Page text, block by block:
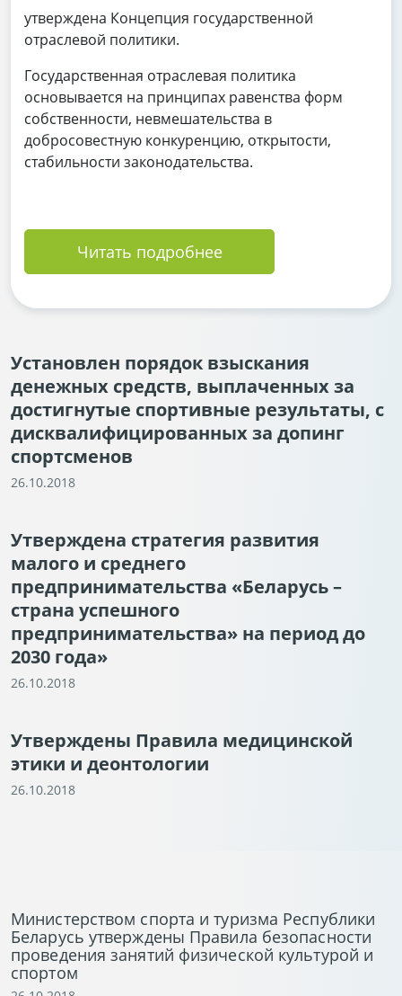
утверждена Концепция государственной
отраслевой политики.
Государственная отраслевая политика
основывается на принципах равенства форм
собственности, невмешательства в
добросовестную конкуренцию, открытости,
стабильности законодательства.
Читать подробнее
Установлен порядок взыскания
денежных средств, выплаченных за
достигнутые спортивные результаты, с
дисквалифицированных за допинг
спортсменов
26.10.2018
Утверждена стратегия развития
малого и среднего
предпринимательства «Беларусь –
страна успешного
предпринимательства» на период до
2030 года»
26.10.2018
Утверждены Правила медицинской
этики и деонтологии
26.10.2018
Министерством спорта и туризма Республики
Беларусь утверждены Правила безопасности
проведения занятий физической культурой и
спортом